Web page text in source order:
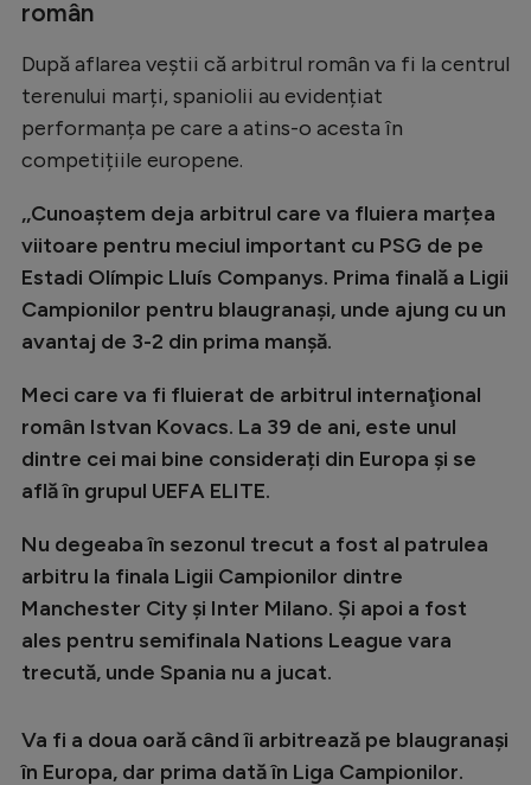
Clasamente
Handbal
Natație
Formula 1
Gimnastică
Auto
Rugby
Ciclism
Alte sporturi
JO 2024
JO 2026
Intră în cont
român
După aflarea veștii că arbitrul român va fi la centrul
terenului marți, spaniolii au evidențiat
performanța pe care a atins-o acesta în
competițiile europene.
,,Cunoaștem deja arbitrul care va fluiera marțea
viitoare pentru meciul important cu PSG de pe
Estadi Olímpic Lluís Companys. Prima finală a Ligii
Campionilor pentru blaugranași, unde ajung cu un
avantaj de 3-2 din prima manșă.
Meci care va fi fluierat de arbitrul internaţional
român Istvan Kovacs. La 39 de ani, este unul
dintre cei mai bine considerați din Europa și se
află în grupul UEFA ELITE.
Nu degeaba în sezonul trecut a fost al patrulea
arbitru la finala Ligii Campionilor dintre
Manchester City și Inter Milano. Și apoi a fost
ales pentru semifinala Nations League vara
trecută, unde Spania nu a jucat.
Va fi a doua oară când îi arbitrează pe blaugranași
în Europa, dar prima dată în Liga Campionilor.